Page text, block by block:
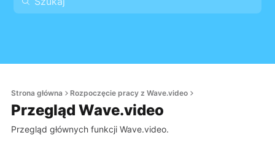
Strona główna Rozpoczęcie pracy z Wave.video
Przegląd Wave.video
Przegląd głównych funkcji Wave.video.